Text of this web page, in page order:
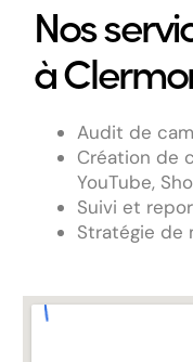
Nos
à
Audit de
Création de
YouTube,
Suivi et
Stratégie de